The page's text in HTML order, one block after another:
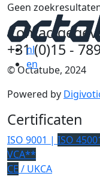
nl
en
Geen
+31 (0)15 -
© Octatube, 2024
Powered by
Certificaten
ISO 9001 | ISO
VCA**
CE / UKCA